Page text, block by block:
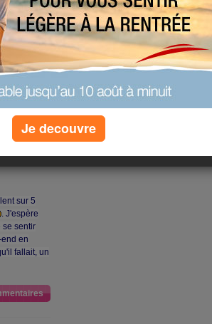
sur 5
. J'espère
se sentir
en
fallait, un
Je decouvre